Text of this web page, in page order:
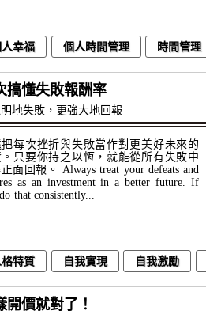
幸福 個人時間管理 時間管理
搞懂失敗報酬率
地失敗，更強大地回報
每次挫折與失敗當作對更美好未來的
只要你持之以恆，就能從所有失敗中
面回報。 Always treat your defeats and
as an investment in a better future. If
that consistently...
特質 自我實現 自我激勵
開價就對了！